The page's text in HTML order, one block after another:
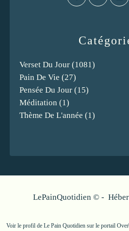
Verset Du Jour (1081)
Pain De Vie (27)
Pensée Du Jour (15)
Méditation (1)
Thème De L'année (1)
LePainQuotidien © -
Voir le profil de Le Pain Quotidiensur le portail